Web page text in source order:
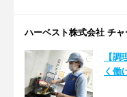
ハーベスト株式会社 チ
【
く働